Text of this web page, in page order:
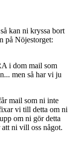
kan ni kryssa bort
på Nöjestorget:
i dom mail som
men så har vi ju
mail som ni inte
vi till detta om ni
om ni gör detta
ni vill oss något.